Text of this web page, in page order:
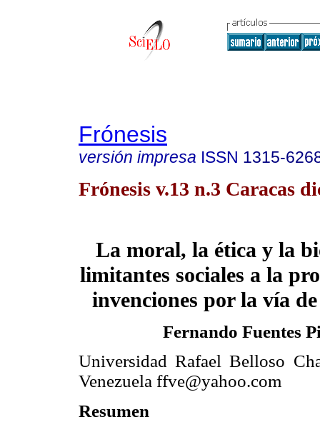
Frónesis
versión impresa ISSN 1315-
Frónesis v.13 n.3 Caracas
La moral, la ética y la
limitantes sociales a la
invenciones por la vía
Fernando Fuentes
Universidad Rafael Belloso
Venezuela ffve@yahoo.com
Resumen